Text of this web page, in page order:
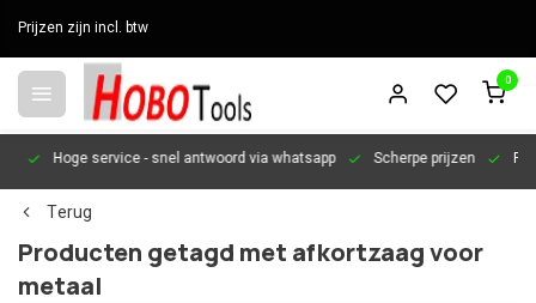
Prijzen zijn incl. btw
0
Hoge service- snel antwoord via whatsapp Scherpe prijzen
Terug
Producten getagd met afkortzaag voor
metaal